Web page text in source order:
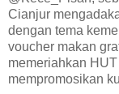
Cianjur
dengan tema
voucher makan
memeriahkan
mempromosikan